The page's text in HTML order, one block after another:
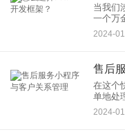
当我们
一个万
个适合
互联网
2024-
售后
在这个
单地处
之间建
常与新
2024-